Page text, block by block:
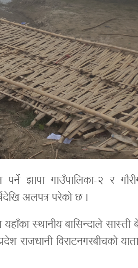
झापा गाउँपालिका-२ र
अलपत्र परेको छ ।
स्थानीय बासिन्दाले सास्ती
राजधानी विराटनगरबीचको